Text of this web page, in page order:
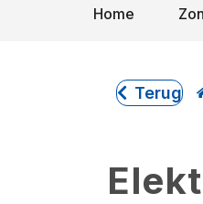
Home
Terug